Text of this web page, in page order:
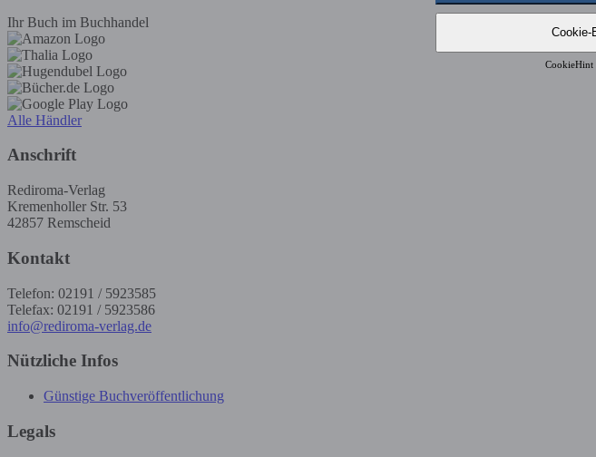
Ihr Buch im Buchhandel
Alle Händler
Anschrift
Rediroma-Verlag
Kremenholler Str. 53
42857 Remscheid
Kontakt
Telefon: 02191 / 5923585
Telefax: 02191 / 5923586
info@rediroma-verlag.de
Nützliche Infos
Günstige Buchveröffentlichung
Legals
Cookie-
CookieHint